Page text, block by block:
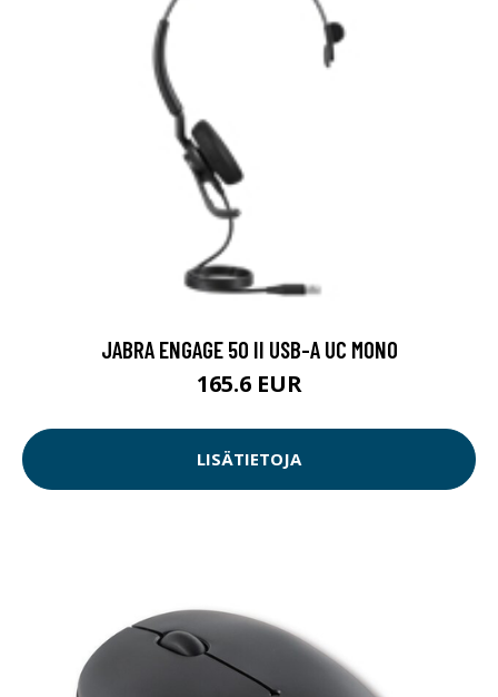
JABRA ENGAGE 50 II USB-A UC MONO
165.6 EUR
LISÄTIETOJA